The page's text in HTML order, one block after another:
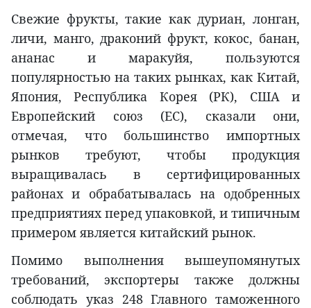
Свежие фрукты, такие как дуриан, лонган,
личи, манго, драконий фрукт, кокос, банан,
ананас и маракуйя, пользуются
популярностью на таких рынках, как Китай,
Япония, Республика Корея (РК), США и
Европейский союз (ЕС), сказали они,
отмечая, что большинство импортных
рынков требуют, чтобы продукция
выращивалась в сертифицированных
районах и обрабатывалась на одобренных
предприятиях перед упаковкой, и типичным
примером является китайский рынок.
Помимо выполнения вышеупомянутых
требований, экспортеры также должны
соблюдать указ 248 Главного таможенного